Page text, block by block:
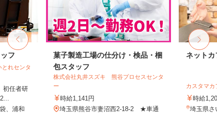
フ
れセンタ
初任者研
、浦和
菓子製造工場の仕分け・検品・梱
包スタッフ
株式会社丸井スズキ 熊谷プロセスセンタ
ー
時給1,141円
埼玉県熊谷市妻沼西2-18-2 ★車通
ネットカ
カスタマ
時給
埼玉県さ